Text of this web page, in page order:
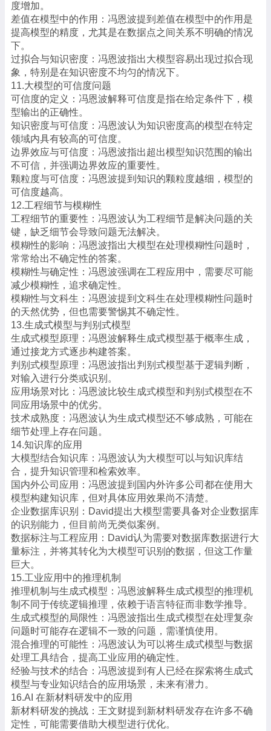
度增加。
差值在模型中的作用：冯恩波提到差值在模型中的作用是
提高模型的精度，尤其是在数据点之间关系不明确的情况
下。
过拟合与知识密度：冯恩波指出大模型容易出现过拟合现
象，特别是在知识密度不均匀的情况下。
11.大模型的可信度问题
可信度的定义：冯恩波解释可信度是指在给定条件下，模
型输出的正确性。
知识密度与可信度：冯恩波认为知识密度高的模型在特定
领域内具有较高的可信度。
边界效应与可信度：冯恩波指出超出模型知识范围的输出
不可信，并强调边界效应的重要性。
颗粒度与可信度：冯恩波提到知识的颗粒度越细，模型的
可信度越高。
12.工程细节与模糊性
工程细节的重要性：冯恩波认为工程细节是解决问题的关
键，缺乏细节会导致问题无法解决。
模糊性的影响：冯恩波指出大模型在处理模糊性问题时，
常常给出不确定性的答案。
模糊性与确定性：冯恩波强调在工程应用中，需要尽可能
减少模糊性，追求确定性。
模糊性与文科生：冯恩波提到文科生在处理模糊性问题时
的天然优势，但也需要警惕其不确定性。
13.生成式模型与判别式模型
生成式模型原理：冯恩波解释生成式模型基于概率生成，
通过接龙方式逐步构建答案。
判别式模型原理：冯恩波指出判别式模型基于逻辑判断，
对输入进行分类或识别。
应用场景对比：冯恩波比较生成式模型和判别式模型在不
同应用场景中的优劣。
技术成熟度：冯恩波认为生成式模型还不够成熟，可能在
细节处理上存在问题。
14.知识库的应用
大模型结合知识库：冯恩波认为大模型可以与知识库结
合，提升知识管理和检索效率。
国内外公司应用：冯恩波提到国内外许多公司都在使用大
模型构建知识库，但对具体应用效果尚不清楚。
企业数据库识别：David提出大模型需要具备对企业数据库
的识别能力，但目前尚无类似案例。
数据标注与工程应用：David认为需要对数据库数据进行大
量标注，并将其转化为大模型可识别的数据，但这工作量
巨大。
15.工业应用中的推理机制
推理机制与生成式模型：冯恩波解释生成式模型的推理机
制不同于传统逻辑推理，依赖于语言特征而非数学推导。
生成式模型的局限性：冯恩波指出生成式模型在处理复杂
问题时可能存在逻辑不一致的问题，需谨慎使用。
混合推理的可能性：冯恩波认为可以将生成式模型与数据
处理工具结合，提高工业应用的确定性。
经验与技术的结合：冯恩波提到有人已经在探索将生成式
模型与专业知识结合的应用场景，未来有潜力。
16.AI 在新材料研发中的应用
新材料研发的挑战：王文财提到新材料研发存在许多不确
定性，可能需要借助大模型进行优化。